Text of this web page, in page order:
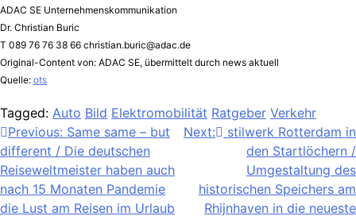
ADAC SE Unternehmenskommunikation
Dr. Christian Buric
T 089 76 76 38 66 christian.buric@adac.de
Original-Content von: ADAC SE, übermittelt durch news aktuell
Quelle: ots
Tagged: Auto Bild Elektromobilität Ratgeber Verkehr
Beitragsnavigation
Previous: Same same – but
different / Die deutschen
Reiseweltmeister haben auch
nach 15 Monaten Pandemie
die Lust am Reisen im Urlaub
Next:
stilwerk Rotterdam in
den Startlöchern /
Umgestaltung des
historischen Speichers am
Rhijnhaven in die neueste